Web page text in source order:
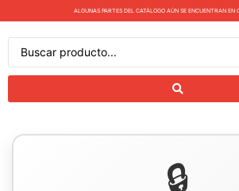
ALGUNAS PARTES DEL CATÁLOGO AÚN SE ENCUENTRAN EN